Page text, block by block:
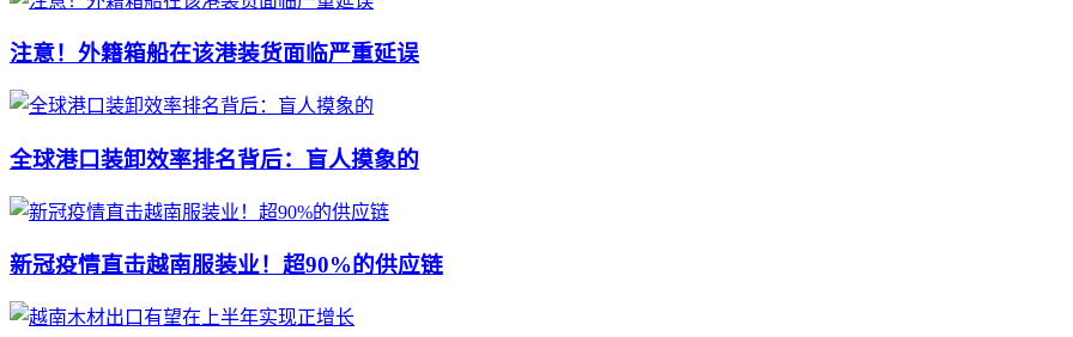
注意！外籍箱船在该港装货面临严重延误
全球港口装卸效率排名背后：盲人摸象的
新冠疫情直击越南服装业！超90%的供应链